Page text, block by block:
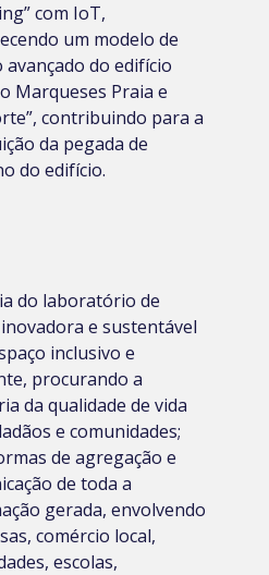
com IoT,
um modelo de
avançado do edifício
Marqueses Praia e
contribuindo para a
da pegada de
do edifício.
do laboratório de
e sustentável
inclusivo e
procurando a
da qualidade de vida
e comunidades;
de agregação e
de toda a
gerada, envolvendo
comércio local,
escolas,